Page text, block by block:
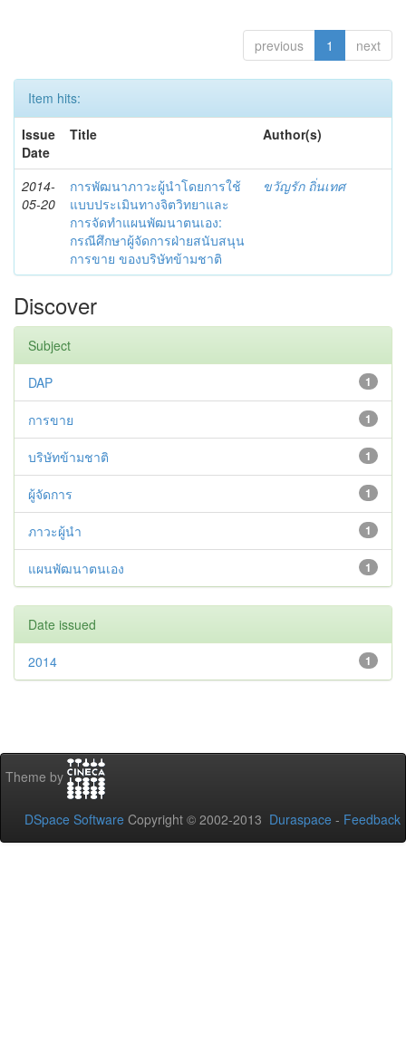
previous 1 next
Item hits:
Issue
Date
Title Author(s)
2014-
05-20
การพัฒนาภาวะผู้นำโดยการใช้
แบบประเมินทางจิตวิทยาและ
การจัดทำแผนพัฒนาตนเอง:
กรณีศึกษาผู้จัดการฝ่ายสนับสนุน
การขาย ของบริษัทข้ามชาติ
ขวัญรัก ถิ่นเทศ
Discover
Subject
1
DAP
1
การขาย
1
บริษัทข้ามชาติ
1
ผู้จัดการ
1
ภาวะผู้นำ
1
แผนพัฒนาตนเอง
Date issued
1
2014
Theme by
DSpace Software Copyright © 2002-2013 Duraspace - Feedback